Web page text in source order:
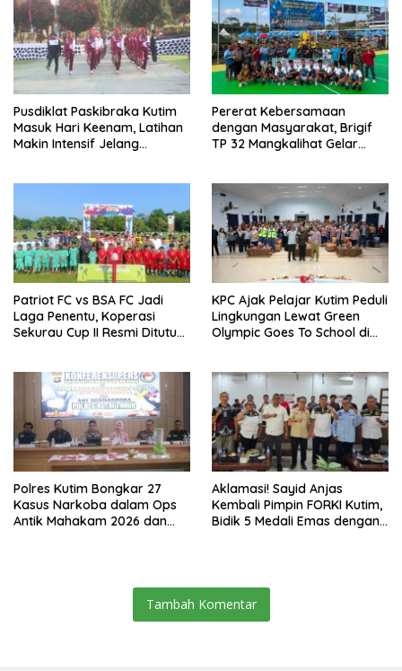
Pusdiklat Paskibraka Kutim
Masuk Hari Keenam, Latihan
Makin Intensif Jelang
Pererat Kebersamaan
dengan Masyarakat, Brigif
TP 32 Mangkalihat Gelar
Patriot FC vs BSA FC Jadi
Laga Penentu, Koperasi
Sekurau Cup II Resmi Ditutup
KPC Ajak Pelajar Kutim Peduli
Lingkungan Lewat Green
Olympic Goes To School di
Polres Kutim Bongkar 27
Kasus Narkoba dalam Ops
Antik Mahakam 2026 dan
Aklamasi! Sayid Anjas
Kembali Pimpin FORKI Kutim,
Bidik 5 Medali Emas dengan
Tambah Komentar